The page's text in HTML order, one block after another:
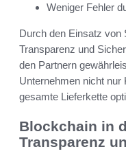
Weniger Fehler
Durch den Einsatz von
Transparenz und
den Partnern
Unternehmen nicht nur
gesamte Lieferkette
Blockchain in
Transparenz